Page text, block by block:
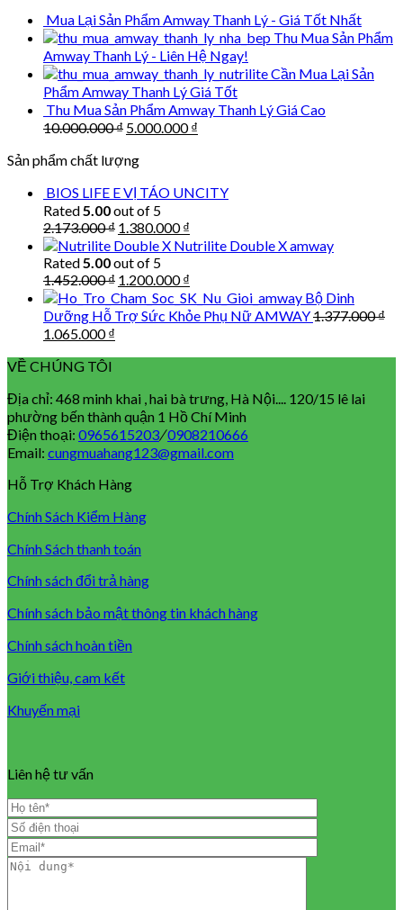
Mua Lại Sản Phẩm Amway Thanh Lý - Giá Tốt Nhất
Thu Mua Sản Phẩm
Amway Thanh Lý - Liên Hệ Ngay!
Cần Mua Lại Sản
Phẩm Amway Thanh Lý Giá Tốt
Thu Mua Sản Phẩm Amway Thanh Lý Giá Cao
10.000.000₫ Original
was:
5.000.000₫
Sản phẩm chất lượng
BIOS LIFE E VỊ TÁO UNCITY
Rated5.00out of 5
2.173.000₫ Original
price
was:
2.173.000 ₫.
1.380.000₫
price
Nutrilite Double X amway
Rated5.00out of 5
1.452.000₫ Original
price
was:
1.200.000₫
price
is:
Bộ Dinh
Dưỡng Hỗ Trợ Sức Khỏe Phụ Nữ AMWAY1.377.000₫
Original
was:
1.065.000₫
VỀ CHÚNG TÔI
Địa chỉ: 468 minh khai , hai bà trưng, Hà Nội.... 120/15 lê lai
phường bến thành quận 1 Hồ Chí Minh
Điện thoại: 0965615203/0908210666
Email: cungmuahang123@gmail.com
Hỗ Trợ Khách Hàng
Chính Sách Kiểm Hàng
Chính Sách thanh toán
Chính sách đổi trả hàng
Chính sách bảo mật thông tin khách hàng
Chính sách hoàn tiền
Giới thiệu, cam kết
Khuyến mại
Liên hệ tư vấn